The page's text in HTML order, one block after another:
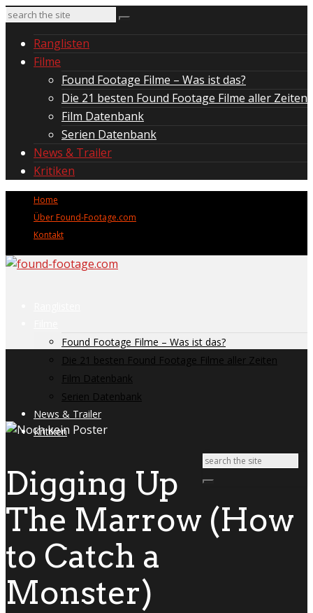
Ranglisten
Filme
Found Footage Filme – Was ist das?
Die 21 besten Found Footage Filme aller Zeiten
Film Datenbank
Serien Datenbank
News & Trailer
Kritiken
Home
Über Found-Footage.com
Kontakt
Found Footage Filme – Was ist das?
Die 21 besten Found Footage Filme aller Zeiten
Film Datenbank
Serien Datenbank
News & Trailer
Kritiken
Digging Up
The Marrow (How
to Catch a
Monster)